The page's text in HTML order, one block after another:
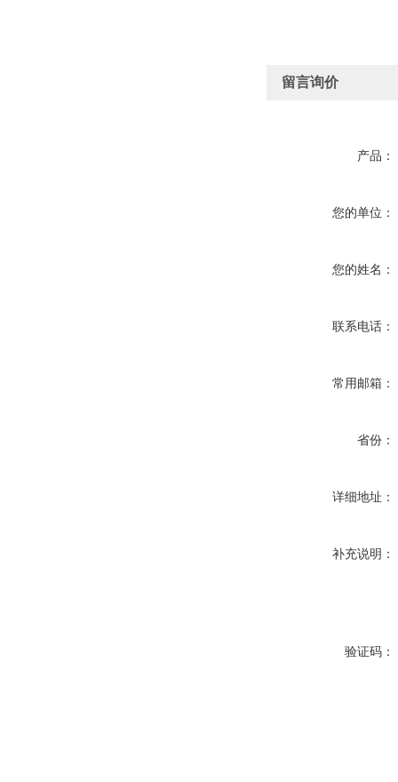
留言询价
产品：
您的单位：
您的姓名：
联系电话：
常用邮箱：
省份：
详细地址：
补充说明：
验证码：